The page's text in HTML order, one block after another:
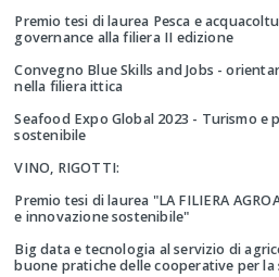
Premio tesi di laurea Pesca e
governance alla filiera II edizione
Convegno Blue Skills and Jobs -
nella filiera ittica
Seafood Expo Global 2023 - Turismo
sostenibile
VINO, RIGOTTI:
Premio tesi di laurea "LA FILIERA
e innovazione sostenibile"
Big data e tecnologia al servizio di
buone pratiche delle cooperative per